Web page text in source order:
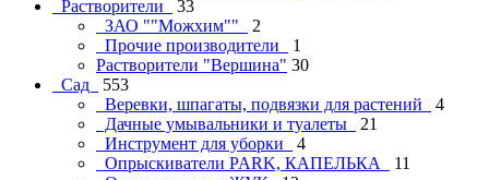
Растворители
33
ЗАО ""Можхим""
2
Прочие производители
1
Растворители "Вершина" 30
Сад
553
Веревки, шпагаты, подвязки для растений
4
Дачные умывальники и туалеты
21
Инструмент для уборки
4
Опрыскиватели PARK, КАПЕЛЬКА
11